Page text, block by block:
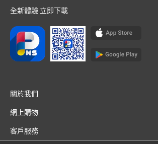
全新體驗 立即下載
關於我們
網上購物
客戶服務